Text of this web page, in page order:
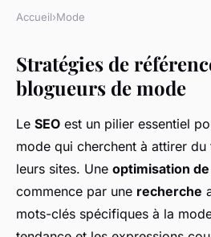
Comment les
mode peuvent
concurrence en
Stratégies et
incontournables
Joseph•8 mars 2025•5 min de
Accueil›Mode
Stratégies de
blogueurs de mode
Le SEO est un pilier essentiel
mode qui cherchent à attirer
leurs sites. Une optimisation
commence par une recherche
mots-clés spécifiques à la